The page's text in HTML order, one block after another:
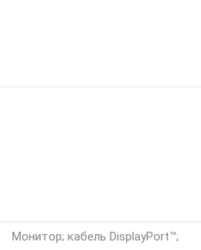
Монитор; кабель DisplayPort™;